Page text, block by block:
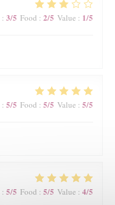
: 3/5 Food : 2/5 Value : 1/5
: 5/5 Food : 5/5 Value : 5/5
: 5/5 Food : 5/5 Value : 4/5